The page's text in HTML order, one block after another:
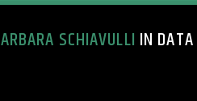
SCHIAVULLI IN